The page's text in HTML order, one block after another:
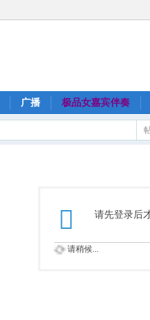
广播 极品女嘉宾伴奏
请先登录后
请稍候...